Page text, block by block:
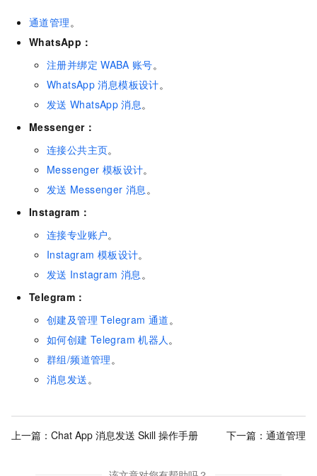
通道管理。
WhatsApp：
注册并绑定 WABA 账号。
WhatsApp 消息模板设计。
发送 WhatsApp 消息。
Messenger：
连接公共主页。
Messenger 模板设计。
发送 Messenger 消息。
Instagram：
连接专业账户。
Instagram 模板设计。
发送 Instagram 消息。
Telegram：
创建及管理 Telegram 通道。
如何创建 Telegram 机器人。
群组/频道管理。
消息发送。
上一篇： Chat App 消息发送 Skill 操作手册 下一篇： 通道管理